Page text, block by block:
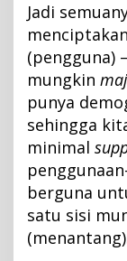
Jadi
(pengguna)
mungkin
punya
sehingga
minimal
berguna
satu sisi